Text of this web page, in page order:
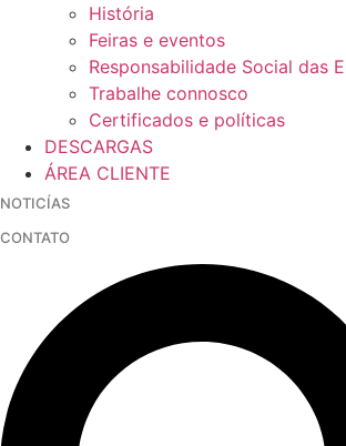
História
Feiras e eventos
Responsabilidade Social das
Trabalhe connosco
Certificados e políticas
DESCARGAS
ÁREA CLIENTE
NOTICÍAS
CONTATO